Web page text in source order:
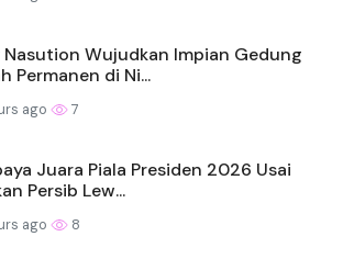
Nasution Wujudkan Impian Gedung
Permanen di Ni...
ago 7
Juara Piala Presiden 2026 Usai
Persib Lew...
ago 8